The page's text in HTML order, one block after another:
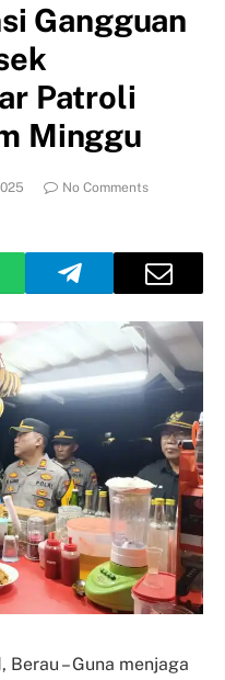
Gangguan
Patroli
Minggu
No Comments
– Guna menjaga